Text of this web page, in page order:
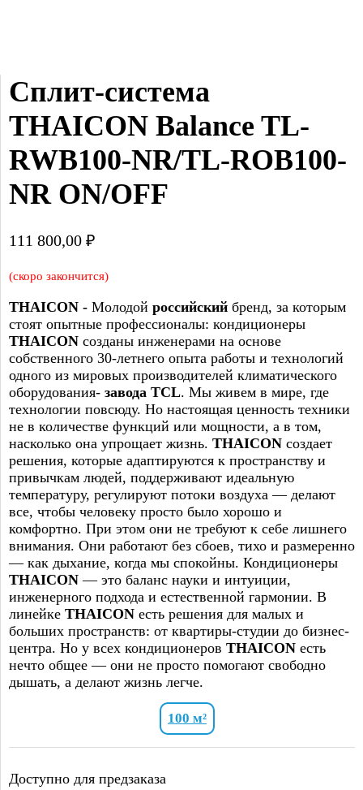
Сплит-система
THAICON Balance TL-
RWB100-NR/TL-ROB100-
NR ON/OFF
111 800,00 ₽
(скоро закончится)
THAICON - Молодой российский бренд, за которым
стоят опытные профессионалы: кондиционеры
THAICON созданы инженерами на основе
собственного 30-летнего опыта работы и технологий
одного из мировых производителей климатического
оборудования- завода TCL. Мы живем в мире, где
технологии повсюду. Но настоящая ценность техники
не в количестве функций или мощности, а в том,
насколько она упрощает жизнь. THAICON создает
решения, которые адаптируются к пространству и
привычкам людей, поддерживают идеальную
температуру, регулируют потоки воздуха — делают
все, чтобы человеку просто было хорошо и
комфортно. При этом они не требуют к себе лишнего
внимания. Они работают без сбоев, тихо и размеренно
— как дыхание, когда мы спокойны. Кондиционеры
THAICON — это баланс науки и интуиции,
инженерного подхода и естественной гармонии. В
линейке THAICON есть решения для малых и
больших пространств: от квартиры-студии до бизнес-
центра. Но у всех кондиционеров THAICON есть
нечто общее — они не просто помогают свободно
дышать, а делают жизнь легче.
100 м²
Доступно для предзаказа